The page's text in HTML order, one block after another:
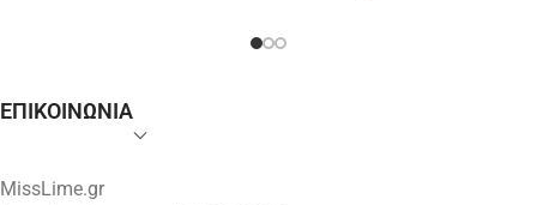
ΕΠΙΚΟΙΝΩΝΙΑ
MissLime.gr